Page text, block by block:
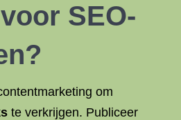
SEO-
om
te verkrijgen. Publiceer